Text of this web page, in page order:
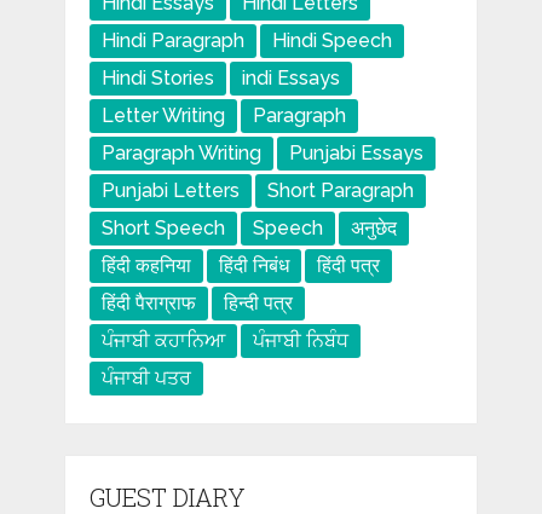
Hindi Paragraph
Hindi Speech
Hindi Stories
indi Essays
Letter Writing
Paragraph
Paragraph Writing
Punjabi Essays
Punjabi Letters
Short Paragraph
Short Speech
Speech
अनुछेद
हिंदी कहनिया
हिंदी निबंध
हिंदी पत्र
हिंदी पैराग्राफ
हिन्दी पत्र
ਪੰਜਾਬੀ ਕਹਾਨਿਆ
ਪੰਜਾਬੀ ਨਿਬੰਧ
ਪੰਜਾਬੀ ਪਤਰ
GUEST DIARY